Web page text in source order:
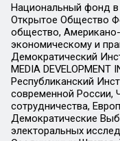
Национальный фонд в
Открытое Общество
общество,
экономическому и
Демократический
MEDIA
Республиканский
современной России,
сотрудничества,
Демократические
электоральных